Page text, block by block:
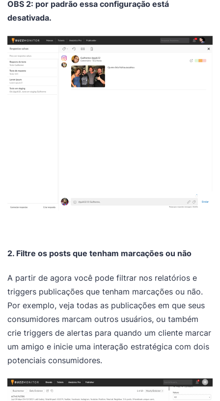
OBS 2: por padrão essa configuração está
desativada.
2. Filtre os posts que tenham marcações ou não
A partir de agora você pode filtrar nos relatórios e
triggers publicações que tenham marcações ou não.
Por exemplo, veja todas as publicações em que seus
consumidores marcam outros usuários, ou também
crie triggers de alertas para quando um cliente marcar
um amigo e inicie uma interação estratégica com dois
potenciais consumidores.